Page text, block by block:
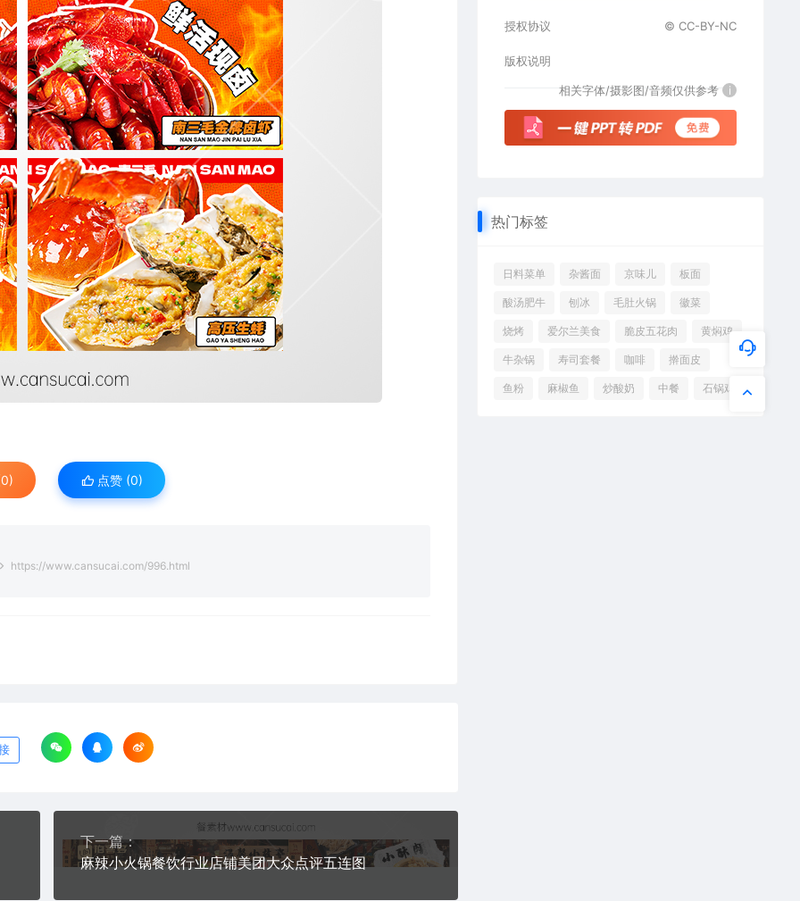
点赞 (0)
https://www.cansucai.com/996.html
下一篇：
麻辣小火锅餐饮行业店铺美团大众点评五连图
授权协议 © CC-BY-NC
版权说明
相关字体/摄影图/音频仅供参考 i
热门标签
日料菜单 杂酱面 京味儿 板面
酸汤肥牛 刨冰 毛肚火锅 徽菜
烧烤 爱尔兰美食 脆皮五花肉 黄焖鸡
牛杂锅 寿司套餐 咖啡 擀面皮
鱼粉 麻椒鱼 炒酸奶 中餐 石锅鸡